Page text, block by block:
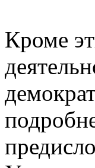
Кроме